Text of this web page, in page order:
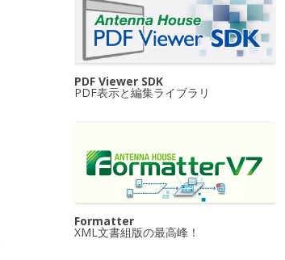
PDF Viewer SDK
PDF表示と編集ライブラリ
Formatter
XML文書組版の最高峰！